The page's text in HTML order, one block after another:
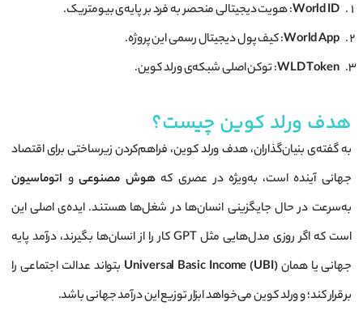
World ID: هویت دیجیتالی منحصر به فرد بر پایه‌ی بیومتریک.
World App: کیف پول دیجیتال رسمی این پروژه.
WLD Token: توکن اصلی شبکه‌ی ورلد کوین.
هدف ورلد کوین چیست؟
به گفته‌ی بنیان‌گذاران، هدف ورلد کوین، فراهم‌کردن زیرساختی برای اقتصاد
جهانی آینده است، به‌ویژه در عصری کههوش مصنوعیو اتوماسیون
به‌سرعت در حال جایگزینی انسان‌ها در شغل‌ها هستند. ایده‌ی اصلی این
است که اگر روزی مدل‌هایی مثل GPT کار را از انسان‌ها بگیرند، درآمد پایه
جهانی یا همانUniversal Basic Income (UBI) بتواند عدالت اجتماعی را
برقرار کند؛ و ورلد کوین می‌خواهد ابزار توزیع این درآمد جهانی باشد.